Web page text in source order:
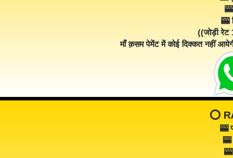
🎰
((जोड़ी
माँ क़सम पेमेंट में कोई दिक्कत नहीं
⭕️
🎰
🎰